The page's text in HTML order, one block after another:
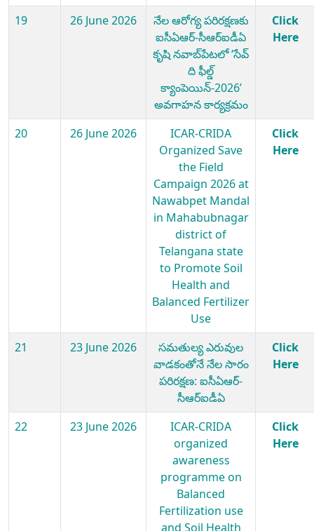
19 26 June 2026
నేల ఆరోగ్య పరిరక్షణకు
ఐసీఏఆర్-సీఆర్ఐడీఏ
కృషి నవాబ్‌పేటలో ‘సేవ్
ది ఫీల్డ్
క్యాంపెయిన్-2026’
అవగాహన కార్యక్రమం
Click
Here
20 26 June 2026
ICAR-CRIDA
Organized Save
the Field
Campaign 2026 at
Nawabpet Mandal
in Mahabubnagar
district of
Telangana state
to Promote Soil
Health and
Balanced Fertilizer
Use
Click
Here
21 23 June 2026
సమతుల్య ఎరువుల
వాడకంతోనే నేల సారం
పరిరక్షణ: ఐసీఏఆర్-
సీఆర్ఐడీఏ
Click
Here
22 23 June 2026
ICAR-CRIDA
organized
awareness
programme on
Balanced
Fertilization use
and Soil Health
Click
Here